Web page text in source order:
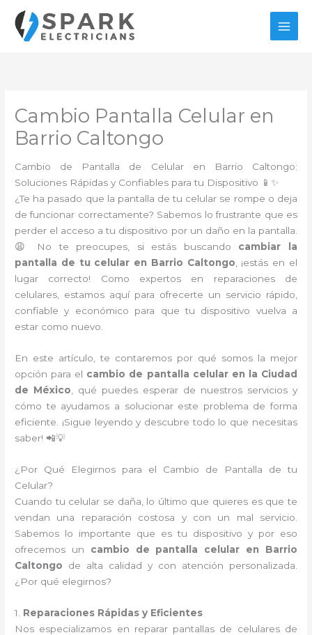
contenido
Cambio Pantalla Celular en
Barrio Caltongo
Cambio de Pantalla de Celular en Barrio Caltongo:
Soluciones Rápidas y Confiables para tu Dispositivo 📱✨
¿Te ha pasado que la pantalla de tu celular se rompe o deja
de funcionar correctamente? Sabemos lo frustrante que es
perder el acceso a tu dispositivo por un daño en la pantalla.
😩 No te preocupes, si estás buscando cambiar la
pantalla de tu celular en Barrio Caltongo, ¡estás en el
lugar correcto! Como expertos en reparaciones de
celulares, estamos aquí para ofrecerte un servicio rápido,
confiable y económico para que tu dispositivo vuelva a
estar como nuevo.
En este artículo, te contaremos por qué somos la mejor
opción para el cambio de pantalla celular en la Ciudad
de México , qué puedes esperar de nuestros servicios y
cómo te ayudamos a solucionar este problema de forma
eficiente. ¡Sigue leyendo y descubre todo lo que necesitas
saber! 📲💡
¿Por Qué Elegirnos para el Cambio de Pantalla de tu
Celular?
Cuando tu celular se daña, lo último que quieres es que te
vendan una reparación costosa y con un mal servicio.
Sabemos lo importante que es tu dispositivo y por eso
ofrecemos un cambio de pantalla celular en Barrio
Caltongo de alta calidad y con atención personalizada.
¿Por qué elegirnos?
1. Reparaciones Rápidas y Eficientes
Nos especializamos en reparar pantallas de celulares de